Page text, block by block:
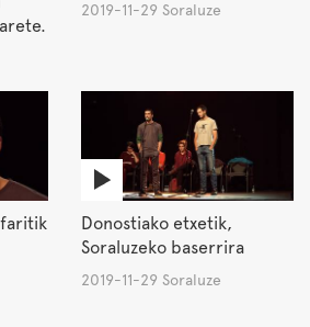
2019-11-29 Soraluze
Donostiako etxetik,
Soraluzeko baserrira
2019-11-29 Soraluze